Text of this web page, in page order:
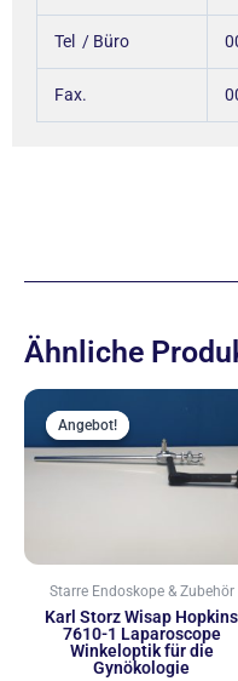
Tel / Büro
Fax.
Ähnliche
Angebot!
Angebot!
Starre Endoskope & Zubehör
Karl Storz Wisap Hopkins
7610-1 Laparoscope
Winkeloptik für die
Gynökologie
war:
1.190,00 €